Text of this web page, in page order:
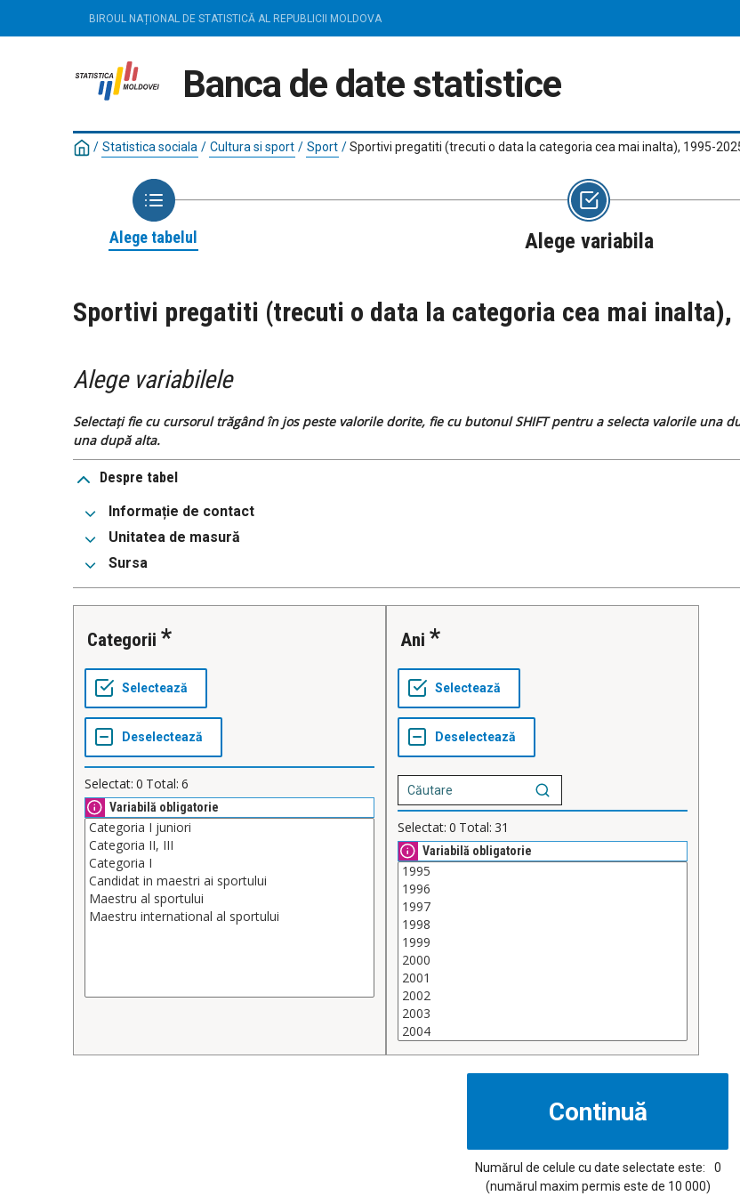
BIROUL NAȚIONAL DE STATISTICĂ AL REPUBLICII MOLDOVA
Banca de date statistice
/ Statistica sociala / Cultura si sport / Sport /Sportivi pregatiti (trecuti o data la categoria cea mai inalta), 1995-
Alege tabelul Alege variabila
Sportivi pregatiti (trecuti o data la categoria cea mai inalta),
Alege variabilele
Selectați fie cu cursorul trăgând în jos peste valorile dorite, fie cu butonul SHIFT pentru a selecta valorile una
una după alta.
Despre tabel
Informație de contact
Unitatea de masură
Sursa
Categorii
Selectat: 0 Total: 6
Variabilă obligatorie
Ani
Selectat: 0 Total: 31
Variabilă obligatorie
Numărul de celule cu date selectate este:
0
(numărul maxim permis este de 10 000)